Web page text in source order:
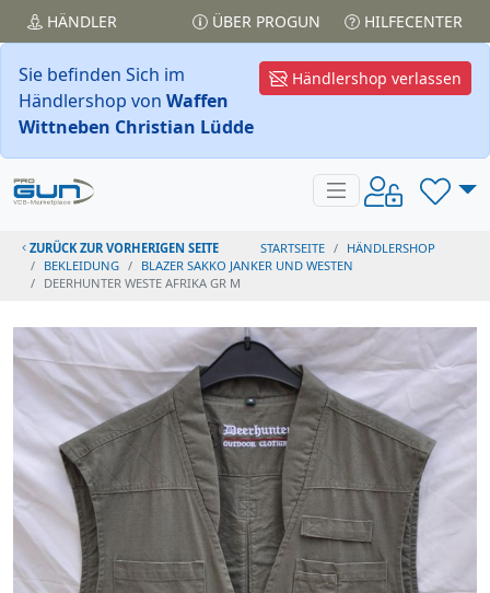
HÄNDLER ÜBER PROGUN HILFECENTER
Händlershop verlassen
Sie befinden Sich im
Händlershop von Waffen
Wittneben Christian Lüdde
ZURÜCK ZUR VORHERIGEN SEITE STARTSEITE
HÄNDLERSHOP
BEKLEIDUNG
BLAZER SAKKO JANKER UND WESTEN
DEERHUNTER WESTE AFRIKA GR M